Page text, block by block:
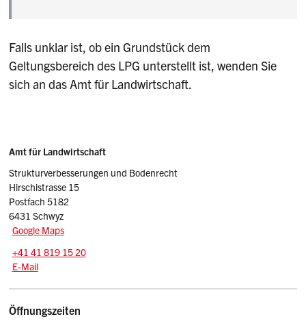
Falls unklar ist, ob ein Grundstück dem
Geltungsbereich des LPG unterstellt ist, wenden Sie
sich an das Amt für Landwirtschaft.
Sidebar
Adresse
Amt für Landwirtschaft
Strukturverbesserungen und Bodenrecht
Hirschistrasse 15
Postfach 5182
6431 Schwyz
Google Maps
Tel.:
+41 41 819 15 20
E-Mail: afl
E-Mail
Öffnungszeiten